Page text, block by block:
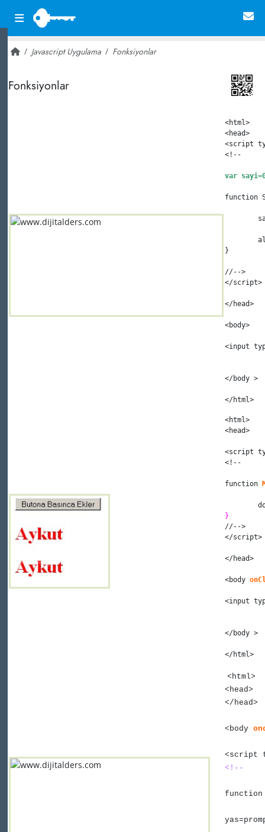
Javascript Uygulama Fonksiyonlar
Fonksiyonlar
<html>
<head>
<script
<!--
var
function
}
//-->
</script>
</head>
<body>
<input
</body >
</html>
<html>
<head>
<script
<!--
function
}
//-->
</script>
</head>
<body
<input
</body >
</html>
<html>
<head>
</head>
<body
<script
<!--